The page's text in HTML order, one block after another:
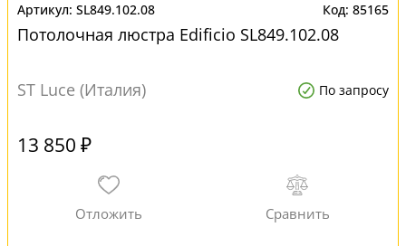
SL849.102.08 85165
Потолочная люстра Edificio SL849.102.08
ST Luce (Италия) По запросу
13 850 ₽